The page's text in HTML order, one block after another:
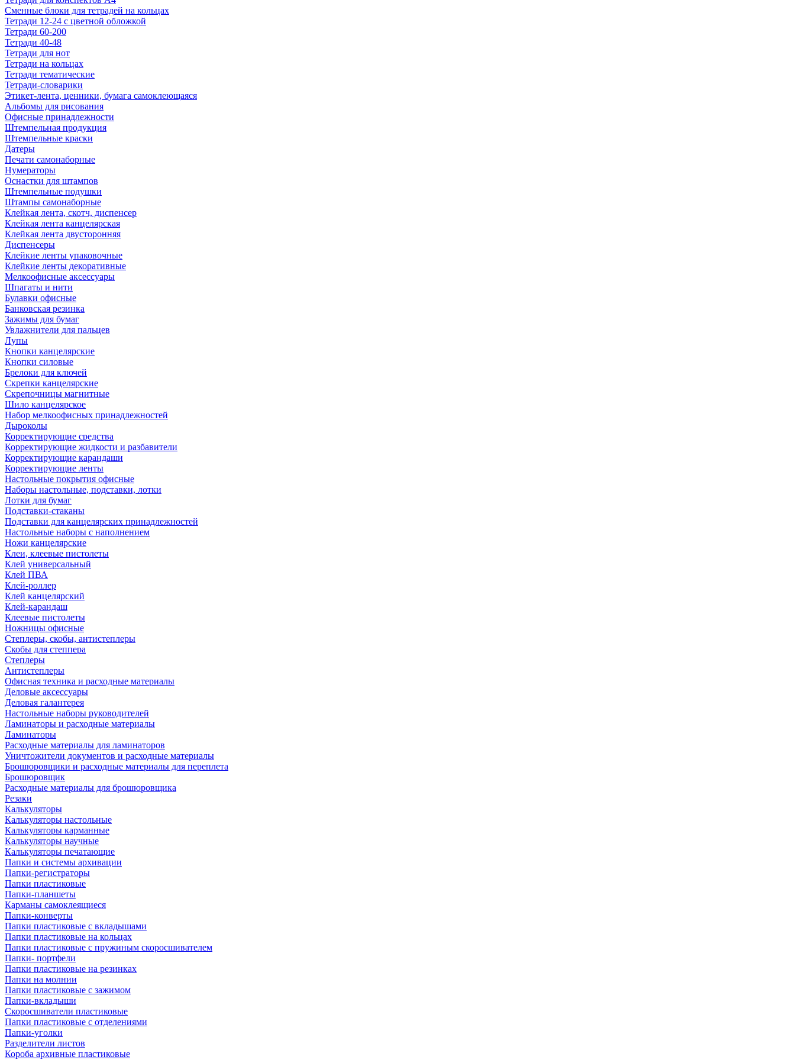
Сменные блоки для тетрадей на кольцах
Тетради 12-24 с цветной обложкой
Тетради 60-200
Тетради 40-48
Тетради для нот
Тетради на кольцах
Тетради тематические
Тетради-словарики
Этикет-лента, ценники, бумага самоклеющаяся
Альбомы для рисования
Офисные принадлежности
Штемпельная продукция
Штемпельные краски
Датеры
Печати самонаборные
Нумераторы
Оснастки для штампов
Штемпельные подушки
Штампы самонаборные
Клейкая лента, скотч, диспенсер
Клейкая лента канцелярская
Клейкая лента двусторонняя
Диспенсеры
Клейкие ленты упаковочные
Клейкие ленты декоративные
Мелкоофисные аксессуары
Шпагаты и нити
Булавки офисные
Банковская резинка
Зажимы для бумаг
Увлажнители для пальцев
Лупы
Кнопки канцелярские
Кнопки силовые
Брелоки для ключей
Скрепки канцелярские
Скрепочницы магнитные
Шило канцелярское
Набор мелкоофисных принадлежностей
Дыроколы
Корректирующие средства
Корректирующие жидкости и разбавители
Корректирующие карандаши
Корректирующие ленты
Настольные покрытия офисные
Наборы настольные, подставки, лотки
Лотки для бумаг
Подставки-стаканы
Подставки для канцелярских принадлежностей
Настольные наборы с наполнением
Ножи канцелярские
Клеи, клеевые пистолеты
Клей универсальный
Клей ПВА
Клей-роллер
Клей канцелярский
Клей-карандаш
Клеевые пистолеты
Ножницы офисные
Степлеры, скобы, антистеплеры
Скобы для степпера
Степлеры
Антистеплеры
Офисная техника и расходные материалы
Деловые аксессуары
Деловая галантерея
Настольные наборы руководителей
Ламинаторы и расходные материалы
Ламинаторы
Расходные материалы для ламинаторов
Уничтожители документов и расходные материалы
Брошюровщики и расходные материалы для переплета
Брошюровщик
Расходные материалы для брошюровщика
Резаки
Калькуляторы
Калькуляторы настольные
Калькуляторы карманные
Калькуляторы научные
Калькуляторы печатающие
Папки и системы архивации
Папки-регистраторы
Папки пластиковые
Папки-планшеты
Карманы самоклеящиеся
Папки-конверты
Папки пластиковые с вкладышами
Папки пластиковые на кольцах
Папки пластиковые с пружиным скоросшивателем
Папки- портфели
Папки пластиковые на резинках
Папки на молнии
Папки пластиковые с зажимом
Папки-вкладыши
Скоросшиватели пластиковые
Папки пластиковые с отделениями
Папки-уголки
Разделители листов
Короба архивные пластиковые